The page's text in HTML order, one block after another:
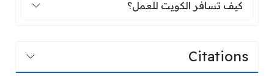
كيف تسافر الكويت للعمل؟
Citations